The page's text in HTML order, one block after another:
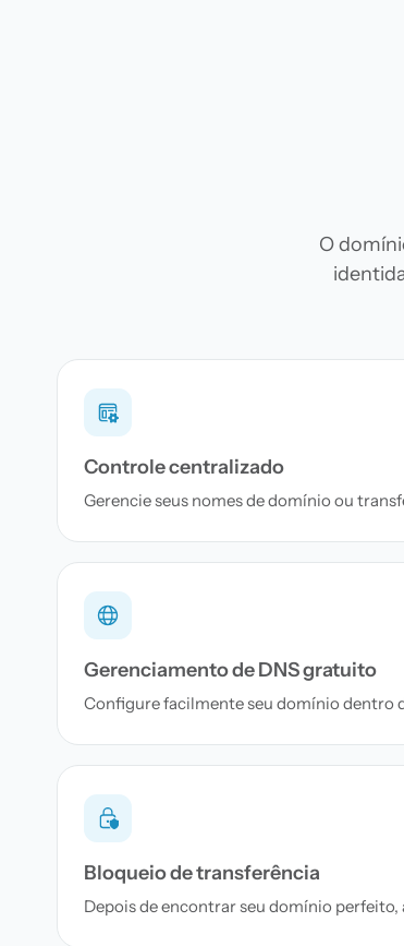
O
Controle centralizado
Gerencie seus nomes de domínio ou
Gerenciamento de DNS gratuito
Configure facilmente seu domínio dentro
Bloqueio de transferência
Depois de encontrar seu domínio